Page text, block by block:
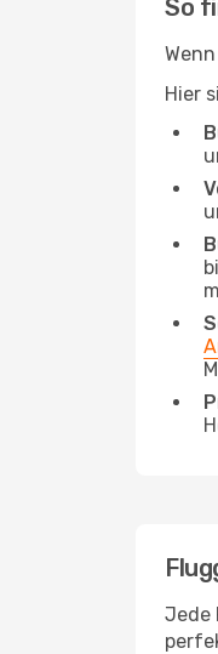
So
Hier
Jede